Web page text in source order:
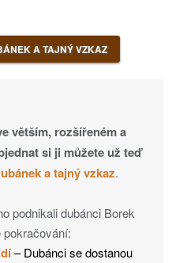
A TAJNÝ VZKAZ
větším, rozšířeném a
si ji můžete už teď
a tajný vzkaz.
podnikali dubánci Borek
pokračování:
– Dubánci se dostanou